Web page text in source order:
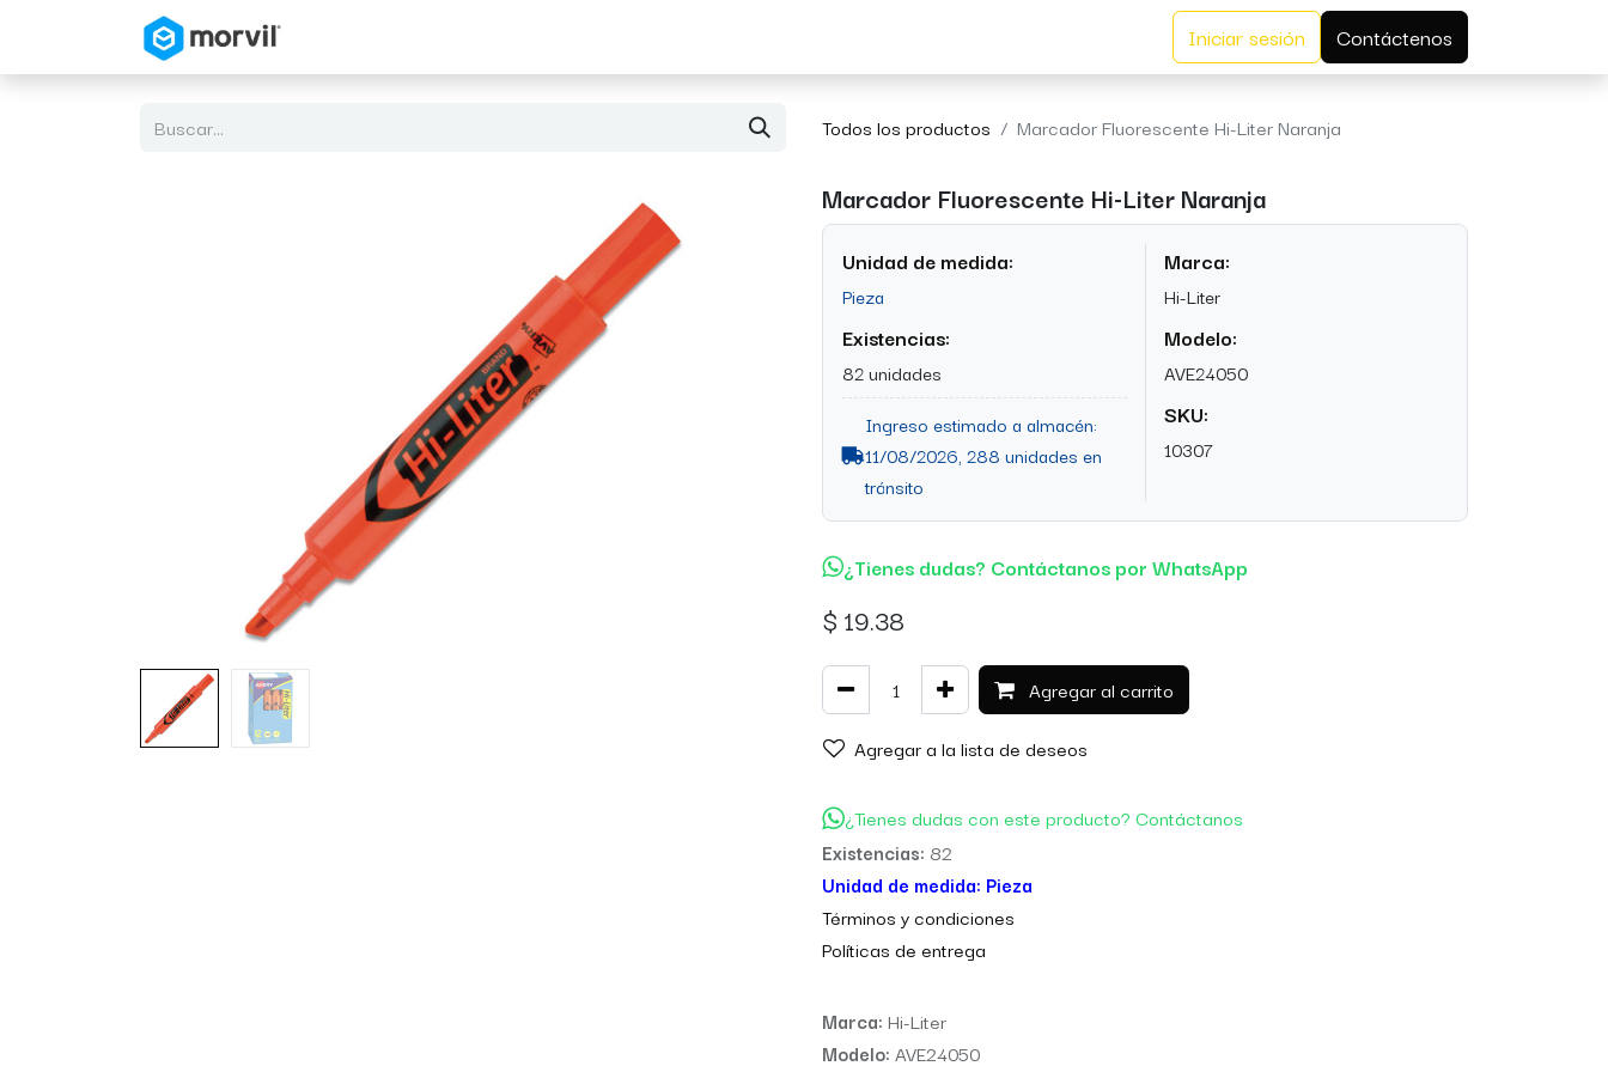
Iniciar sesión Contáctenos
Todos los productos Marcador Fluorescente Hi-Liter Naranja
Marcador Fluorescente Hi-Liter Naranja
Unidad de medida:
Pieza
Existencias:
82 unidades
Ingreso estimado a almacén:
11/08/2026, 288 unidades en
tránsito
Marca:
Hi-Liter
Modelo:
AVE24050
SKU:
10307
¿Tienes dudas? Contáctanos por WhatsApp
$ 19.38
Agregar al carrito
Agregar a la lista de deseos
¿Tienes dudas con este producto? Contáctanos
Existencias: 82
Unidad de medida: Pieza
Términos y condiciones
Políticas de entrega
Marca: Hi-Liter
Modelo: AVE24050